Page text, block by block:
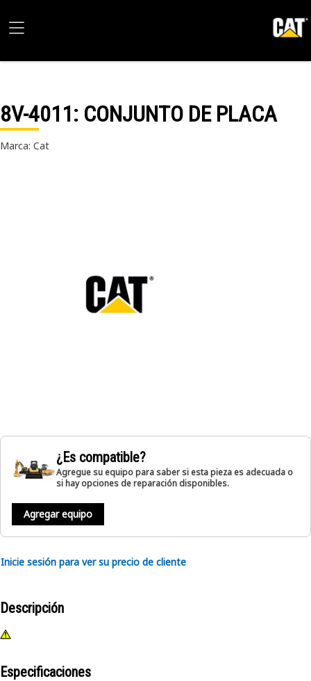
8V-4011: CONJUNTO DE PLACA
Marca: Cat
¿Es compatible?
Agregue su equipo para saber si esta pieza es adecuada o
si hay opciones de reparación disponibles.
Agregar equipo
Inicie sesión para ver su precio de cliente
Descripción
Especificaciones